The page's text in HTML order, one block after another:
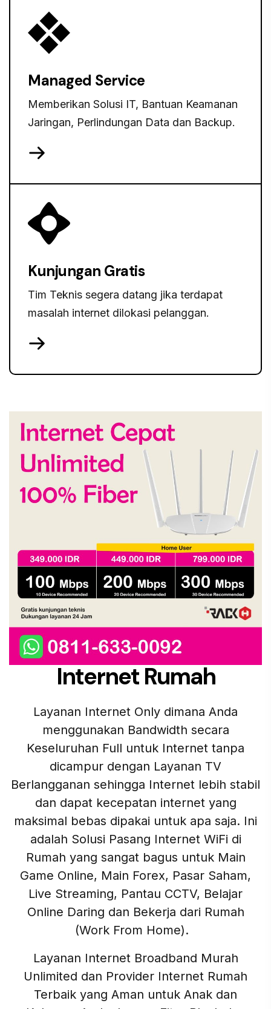
Managed Service
Memberikan Solusi IT, Bantuan Keamanan
Jaringan, Perlindungan Data dan Backup.
Kunjungan Gratis
Tim Teknis segera datang jika terdapat
masalah internet dilokasi pelanggan.
Internet Rumah
Layanan Internet Only dimana Anda
menggunakan Bandwidth secara
Keseluruhan Full untuk Internet tanpa
dicampur dengan Layanan TV
Berlangganan sehingga Internet lebih stabil
dan dapat kecepatan internet yang
maksimal bebas dipakai untuk apa saja. Ini
adalah Solusi Pasang Internet WiFi di
Rumah yang sangat bagus untuk Main
Game Online, Main Forex, Pasar Saham,
Live Streaming, Pantau CCTV, Belajar
Online Daring dan Bekerja dari Rumah
(Work From Home).
Layanan Internet Broadband Murah
Unlimited dan Provider Internet Rumah
Terbaik yang Aman untuk Anak dan